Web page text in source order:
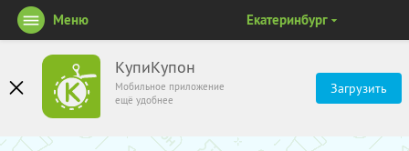
КупиКупон
Мобильное приложение
ещё удобнее
Загрузить
Меню Екатеринбург